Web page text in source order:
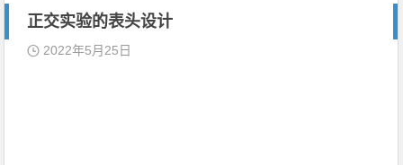
正交实验的表头设计
2022年5月25日